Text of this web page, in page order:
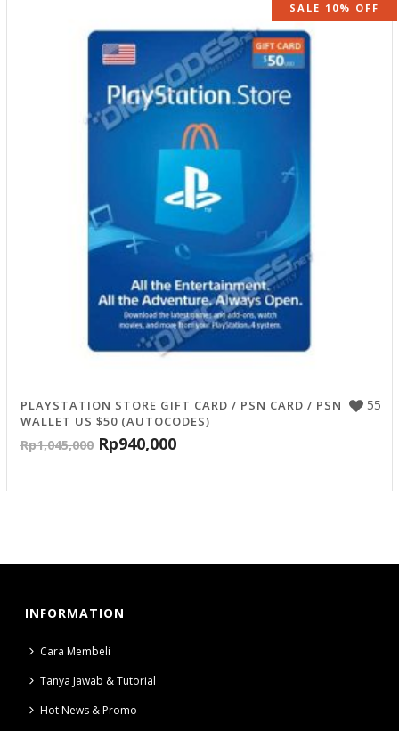
SALE 10% OFF
55
PLAYSTATION STORE GIFT CARD / PSN CARD / PSN
WALLET US $50 (AUTOCODES)
Rp1,045,000 Rp940,000
INFORMATION
Cara Membeli
Tanya Jawab & Tutorial
Hot News & Promo